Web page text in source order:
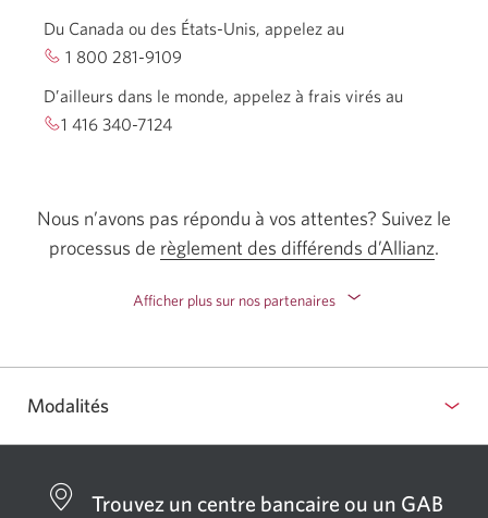
Du Canada ou des États-Unis, appelez au
1 800 281-9109
D’ailleurs dans le monde, appelez à frais virés au
1 416 340-7124
Nous n’avons pas répondu à vos attentes? Suivez le
processus de règlement des différends d’AllianzUne
.
Afficher plus sur nos partenaires
Modalités
Trouvez un centre bancaire ou un GAB